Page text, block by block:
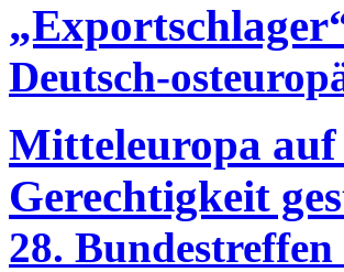
Deutsch-
Mitteleuropa auf
Gerechtigkeit
28.